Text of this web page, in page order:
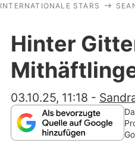
INTERNATIONALE STARS
Hinter
03.10.25, 11:18 -